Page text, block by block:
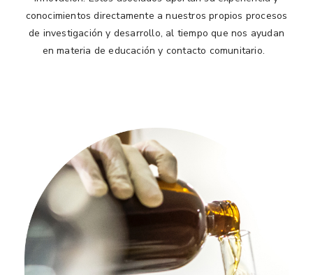
conocimientos directamente a nuestros propios procesos
de investigación y desarrollo, al tiempo que nos ayudan
en materia de educación y contacto comunitario.